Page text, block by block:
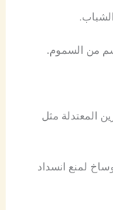
من السموم.
المعتدلة مثل
لمنع انسداد